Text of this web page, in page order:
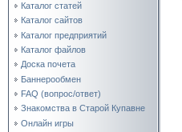
Каталог статей
Каталог сайтов
Каталог предприятий
Каталог файлов
Доска почета
Баннерообмен
FAQ (вопрос/ответ)
Знакомства в Старой Купавне
Онлайн игры